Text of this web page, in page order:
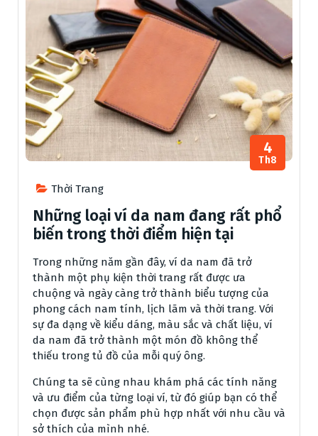
Thời Trang
4
Th8
Những loại ví da nam đang rất phổ
biến trong thời điểm hiện tại
Trong những năm gần đây, ví da nam đã trở
thành một phụ kiện thời trang rất được ưa
chuộng và ngày càng trở thành biểu tượng của
phong cách nam tính, lịch lãm và thời trang. Với
sự đa dạng về kiểu dáng, màu sắc và chất liệu, ví
da nam đã trở thành một món đồ không thể
thiếu trong tủ đồ của mỗi quý ông.
Chúng ta sẽ cùng nhau khám phá các tính năng
và ưu điểm của từng loại ví, từ đó giúp bạn có thể
chọn được sản phẩm phù hợp nhất với nhu cầu và
sở thích của mình nhé.